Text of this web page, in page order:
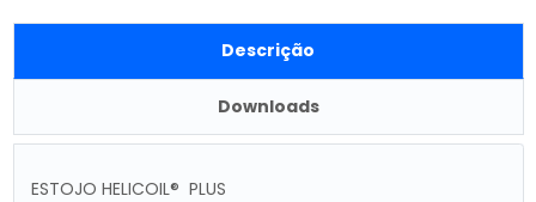
Descrição
Downloads
ESTOJO HELICOIL® PLUS